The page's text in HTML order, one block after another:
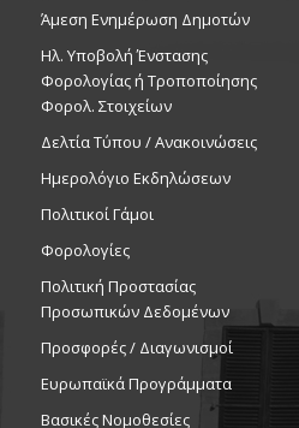
Άμεση Ενημέρωση Δημοτών
Ηλ. Υποβολή Ένστασης
Φορολογίας ή Τροποποίησης
Φορολ. Στοιχείων
Δελτία Τύπου / Ανακοινώσεις
Ημερολόγιο Εκδηλώσεων
Πολιτικοί Γάμοι
Φορολογίες
Πολιτική Προστασίας
Προσωπικών Δεδομένων
Προσφορές / Διαγωνισμοί
Ευρωπαϊκά Προγράμματα
Βασικές Νομοθεσίες